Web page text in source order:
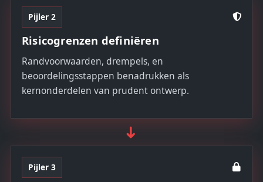
Pijler 2
Risicogrenzen definiëren
Randvoorwaarden, drempels, en
beoordelingsstappen benadrukken als
kernonderdelen van prudent ontwerp.
➜
Pijler 3